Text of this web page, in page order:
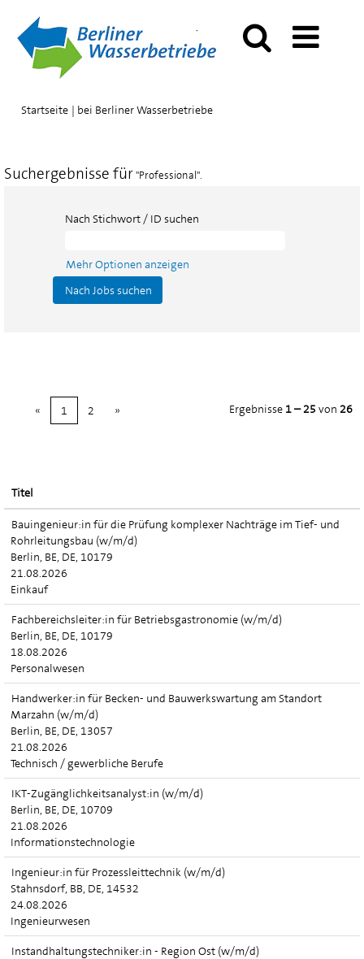
Startseite | bei Berliner Wasserbetriebe(aktuelle
Suchergebnisse für"Professional".
Nach Stichwort / ID suchen
Mehr Optionen anzeigen
Ergebnisse 1 – 25 von 26
« 1 2 »
Titel
Bauingenieur:in für die Prüfung komplexer Nachträge im Tief- und
Rohrleitungsbau (w/m/d)
Berlin, BE, DE, 10179
21.08.2026
Einkauf
Fachbereichsleiter:in für Betriebsgastronomie (w/m/d)
Berlin, BE, DE, 10179
18.08.2026
Personalwesen
Handwerker:in für Becken- und Bauwerkswartung am Standort
Marzahn (w/m/d)
Berlin, BE, DE, 13057
21.08.2026
Technisch / gewerbliche Berufe
IKT-Zugänglichkeitsanalyst:in (w/m/d)
Berlin, BE, DE, 10709
21.08.2026
Informationstechnologie
Ingenieur:in für Prozessleittechnik (w/m/d)
Stahnsdorf, BB, DE, 14532
24.08.2026
Ingenieurwesen
Instandhaltungstechniker:in - Region Ost (w/m/d)